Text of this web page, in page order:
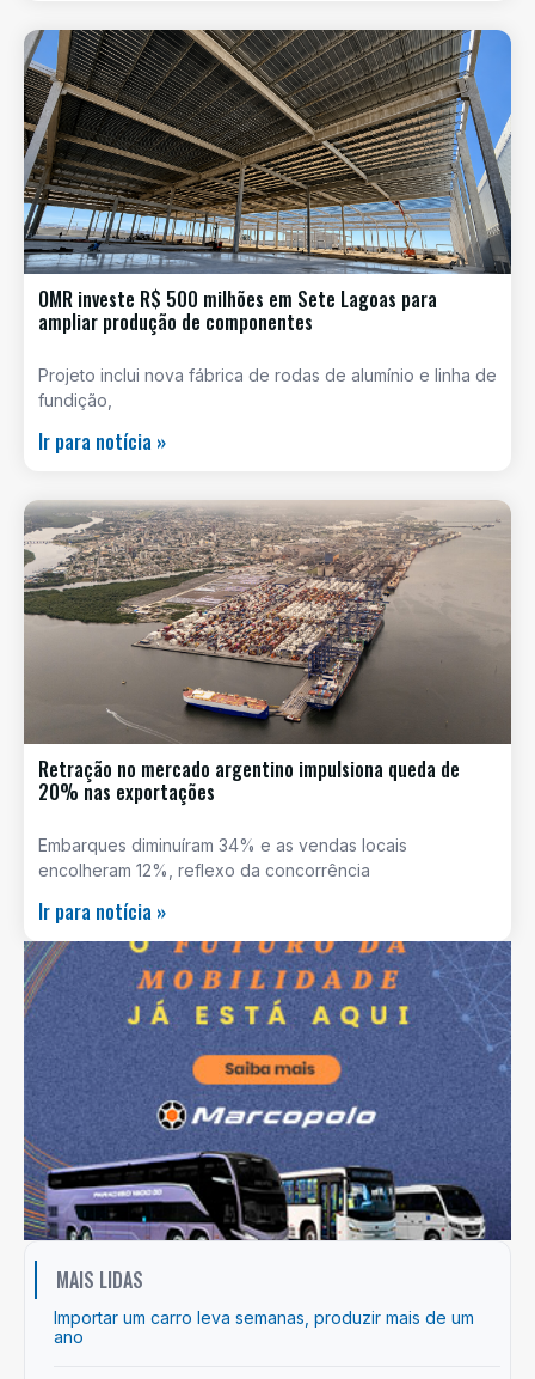
OMR investe R$ 500 milhões em Sete Lagoas para
ampliar produção de componentes
Projeto inclui nova fábrica de rodas de alumínio e linha de
fundição,
Ir para notícia »
Retração no mercado argentino impulsiona queda de
20% nas exportações
Embarques diminuíram 34% e as vendas locais
encolheram 12%, reflexo da concorrência
Ir para notícia »
MAIS LIDAS
Importar um carro leva semanas, produzir mais de um
ano